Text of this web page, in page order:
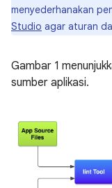
menyederhanakan
Studio agar aturan
Gambar 1
sumber aplikasi.